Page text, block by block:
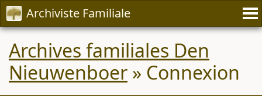
Archiviste Familiale
Archives familiales Den
Nieuwenboer » Connexion